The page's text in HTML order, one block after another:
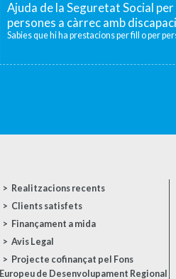
Ajuda de la Seguretat Social
persones a càrrec amb
Sabies que hi ha prestacions per fill o per
Realitzacions recents
Clients satisfets
Finançament a mida
Avis Legal
Projecte cofinançat pel Fons
Europeu de Desenvolupament Regional